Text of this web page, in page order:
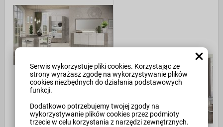
Serwis wykorzystuje pliki cookies. Korzystając ze
strony wyrażasz zgodę na wykorzystywanie plików
cookies niezbędnych do działania podstawowych
funkcji.
Dodatkowo potrzebujemy twojej zgody na
wykorzystywanie plików cookies przez podmioty
trzecie w celu korzystania z narzędzi zewnętrznych.